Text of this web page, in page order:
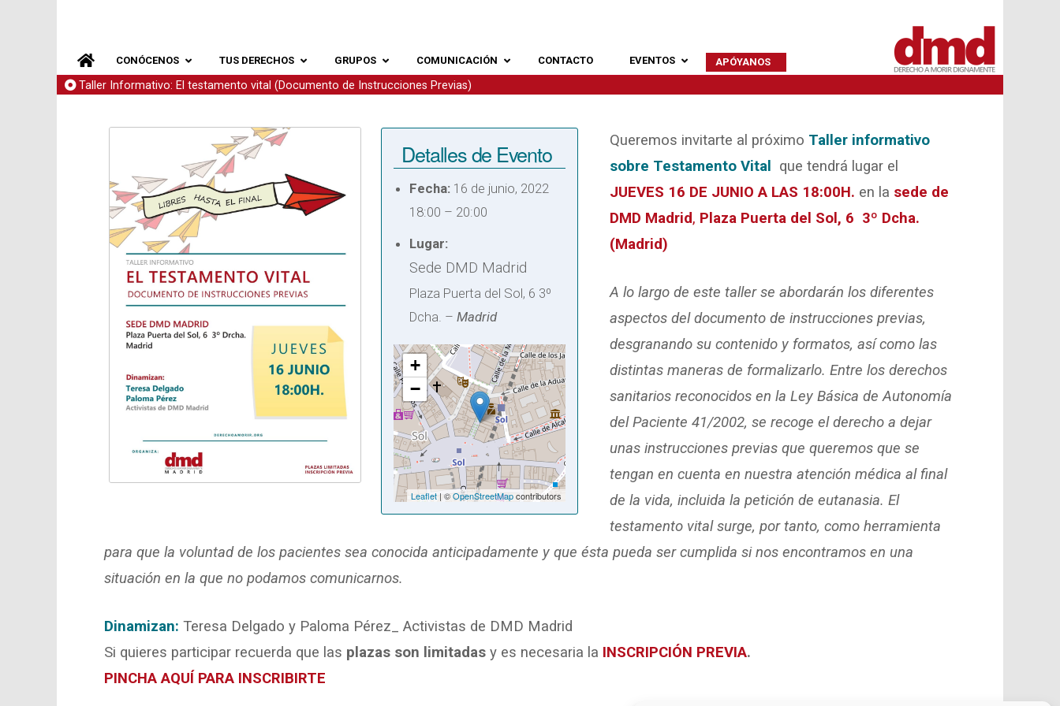
CONÓCENOS TUS DERECHOS GRUPOS COMUNICACIÓN CONTACTO EVENTOS APÓYANOS
Taller Informativo: El testamento vital (Documento de Instrucciones Previas)
Detalles de Evento
Fecha: 16 de junio, 2022
18:00 – 20:00
Lugar:
Sede DMD Madrid
Plaza Puerta del Sol, 6 3º
Dcha. –Madrid
+
−
Leaflet | ©OpenStreetMapcontributors
Queremos invitarte al próximo Taller informativo
sobre Testamento Vital
que tendrá lugar el
JUEVES 16 DE JUNIOA LAS 18:00H. en la sede de
DMD Madrid, Plaza Puerta del Sol, 6 3º Dcha.
(Madrid)
A lo largo de este taller se abordarán los diferentes
aspectos del documento de instrucciones previas,
desgranando su contenido y formatos, así como las
distintas maneras de formalizarlo. Entre los derechos
sanitarios reconocidos en la Ley Básica de Autonomía
del Paciente 41/2002, se recoge el derecho a dejar
unas instrucciones previas que queremos que se
tengan en cuenta en nuestra atención médica al final
de la vida, incluida la petición de eutanasia. El
testamento vital surge, por tanto, como herramienta
para que la voluntad de los pacientes sea conocida anticipadamente y que ésta pueda ser cumplida si nos encontramos en una
situación en la que no podamos comunicarnos.
Dinamizan: Teresa Delgado y Paloma Pérez_ Activistas de DMD Madrid
Si quieres participar recuerda que las plazas son limitadas y es necesaria la INSCRIPCIÓN PREVIA.
PINCHA AQUÍ PARA INSCRIBIRTE